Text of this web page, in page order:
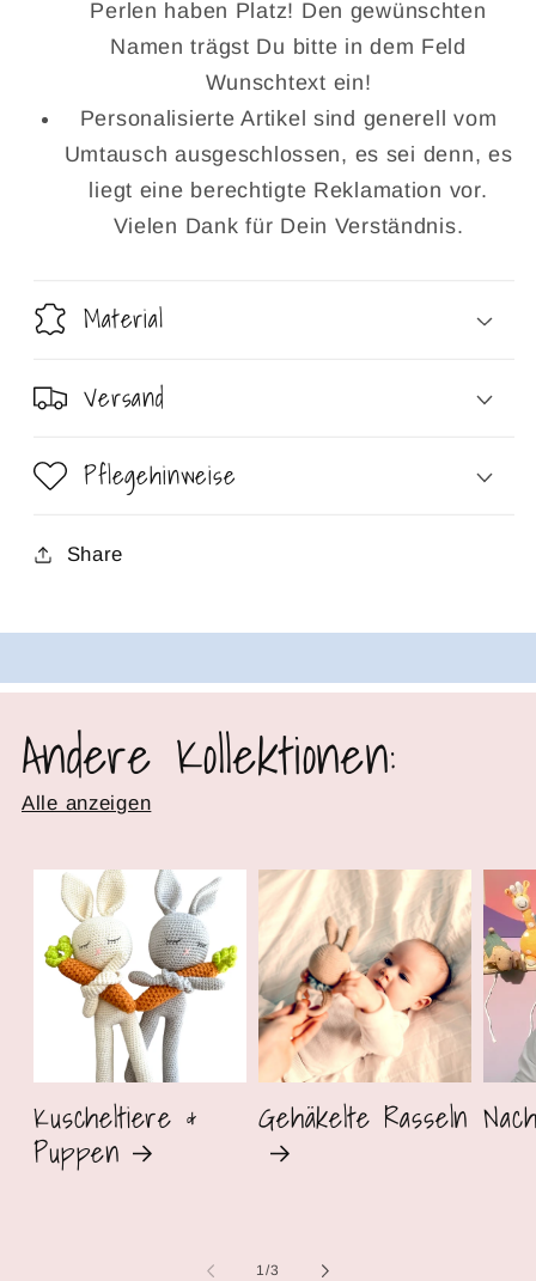
Perlen haben Platz! Den gewünschten
Namen trägst Du bitte in dem Feld
Wunschtext ein!
Personalisierte Artikel sind generell vom
Umtausch ausgeschlossen, es sei denn, es
liegt eine berechtigte Reklamation vor.
Vielen Dank für Dein Verständnis.
Material
Versand
Pflegehinweise
Share
Andere Kollektionen:
Alle anzeigen
Kuscheltiere &
Puppen
Gehäkelte Rasseln
1/von
3